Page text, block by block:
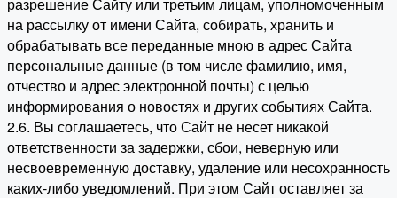
на рассылку от имени Сайта, собирать, хранить и
обрабатывать все переданные мною в адрес Сайта
персональные данные (в том числе фамилию, имя,
отчество и адрес электронной почты) с целью
информирования о новостях и других событиях Сайта.
2.6. Вы соглашаетесь, что Сайт не несет никакой
ответственности за задержки, сбои, неверную или
несвоевременную доставку, удаление или несохранность
каких-либо уведомлений. При этом Сайт оставляет за